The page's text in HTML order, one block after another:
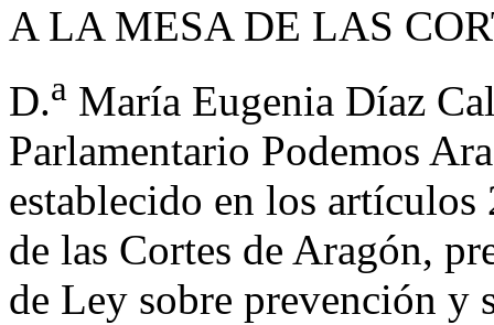
A LA MESA DE LAS
D.a María Eugenia Díaz
Parlamentario Podemos
establecido en los
de las Cortes de Aragón,
de Ley sobre prevención y